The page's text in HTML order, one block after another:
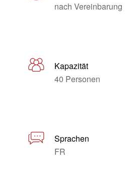
nach Vereinbarung
Kapazität
40 Personen
Sprachen
FR